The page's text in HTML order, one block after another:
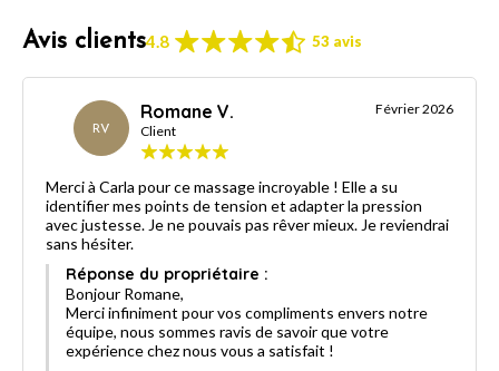
Avis clients4.8 53 avis
RV
Romane V.
Client
Février 2026
Merci à Carla pour ce massage incroyable ! Elle a su
identifier mes points de tension et adapter la pression
avec justesse. Je ne pouvais pas rêver mieux. Je reviendrai
sans hésiter.
Réponse du propriétaire :
Bonjour Romane,
Merci infiniment pour vos compliments envers notre
équipe, nous sommes ravis de savoir que votre
expérience chez nous vous a satisfait !